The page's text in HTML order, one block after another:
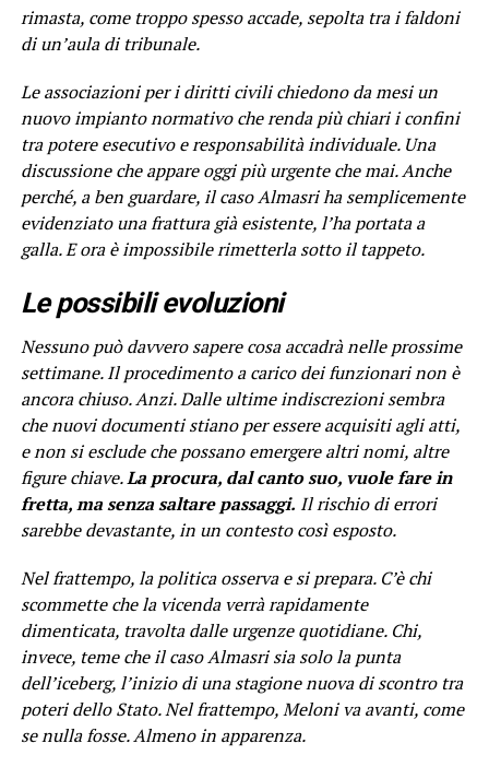
rimasta, come troppo spesso accade, sepolta tra i faldoni
di un’aula di tribunale.
Le associazioni per i diritti civili chiedono da mesi un
nuovo impianto normativo che renda più chiari i confini
tra potere esecutivo e responsabilità individuale. Una
discussione che appare oggi più urgente che mai. Anche
perché, a ben guardare, il caso Almasri ha semplicemente
evidenziato una frattura già esistente, l’ha portata a
galla. E ora è impossibile rimetterla sotto il tappeto.
Le possibili evoluzioni
Nessuno può davvero sapere cosa accadrà nelle prossime
settimane. Il procedimento a carico dei funzionari non è
ancora chiuso. Anzi. Dalle ultime indiscrezioni sembra
che nuovi documenti stiano per essere acquisiti agli atti,
e non si esclude che possano emergere altri nomi, altre
figure chiave.La procura, dal canto suo, vuole fare in
fretta, ma senza saltare passaggi. Il rischio di errori
sarebbe devastante, in un contesto così esposto.
Nel frattempo, la politica osserva e si prepara. C’è chi
scommette che la vicenda verrà rapidamente
dimenticata, travolta dalle urgenze quotidiane. Chi,
invece, teme che il caso Almasri sia solo la punta
dell’iceberg, l’inizio di una stagione nuova di scontro tra
poteri dello Stato. Nel frattempo, Meloni va avanti, come
se nulla fosse. Almeno in apparenza.